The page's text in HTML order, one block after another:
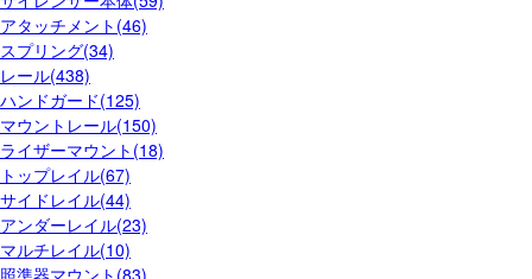
アタッチメント(46)
スプリング(34)
レール(438)
ハンドガード(125)
マウントレール(150)
ライザーマウント(18)
トップレイル(67)
サイドレイル(44)
アンダーレイル(23)
マルチレイル(10)
照準器マウント(83)